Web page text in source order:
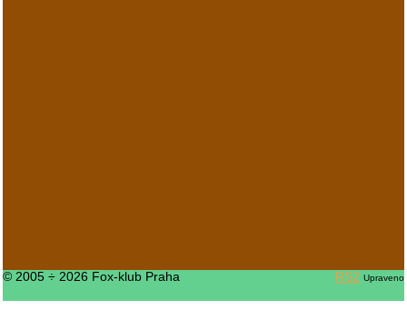
© 2005 ÷ 2026 Fox-klub Praha RS2 Upraveno